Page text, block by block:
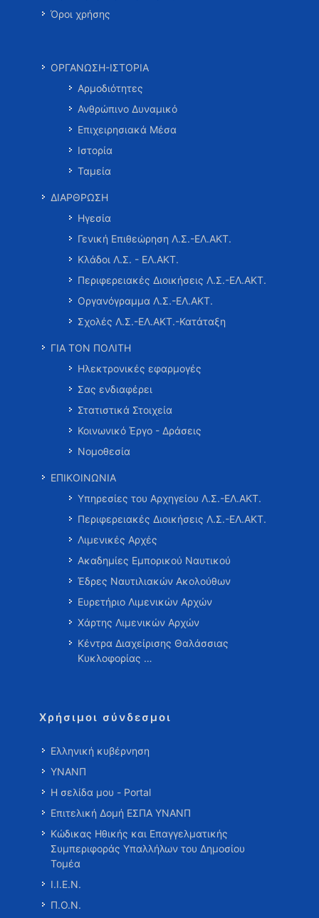
Όροι χρήσης
ΟΡΓΑΝΩΣΗ-ΙΣΤΟΡΙΑ
Αρμοδιότητες
Ανθρώπινο Δυναμικό
Επιχειρησιακά Μέσα
Ιστορία
Ταμεία
ΔΙΑΡΘΡΩΣΗ
Ηγεσία
Γενική Επιθεώρηση Λ.Σ.-ΕΛ.ΑΚΤ.
Κλάδοι Λ.Σ. - ΕΛ.ΑΚΤ.
Περιφερειακές Διοικήσεις Λ.Σ.-ΕΛ.ΑΚΤ.
Οργανόγραμμα Λ.Σ.-ΕΛ.ΑΚΤ.
Σχολές Λ.Σ.-ΕΛ.ΑΚΤ.-Κατάταξη
ΓΙΑ ΤΟΝ ΠΟΛΙΤΗ
Ηλεκτρονικές εφαρμογές
Σας ενδιαφέρει
Στατιστικά Στοιχεία
Κοινωνικό Έργο - Δράσεις
Νομοθεσία
ΕΠΙΚΟΙΝΩΝΙΑ
Υπηρεσίες του Αρχηγείου Λ.Σ.-ΕΛ.ΑΚΤ.
Περιφερειακές Διοικήσεις Λ.Σ.-ΕΛ.ΑΚΤ.
Λιμενικές Αρχές
Ακαδημίες Εμπορικού Ναυτικού
Έδρες Ναυτιλιακών Ακολούθων
Ευρετήριο Λιμενικών Αρχών
Χάρτης Λιμενικών Αρχών
Κέντρα Διαχείρισης Θαλάσσιας
Κυκλοφορίας …
Χρήσιμοι σύνδεσμοι
Ελληνική κυβέρνηση
ΥΝΑΝΠ
Η σελίδα μου - Portal
Επιτελική Δομή ΕΣΠΑ ΥΝΑΝΠ
Κώδικας Ηθικής και Επαγγελματικής
Συμπεριφοράς Υπαλλήλων του Δημοσίου
Τομέα
Ι.Ι.Ε.Ν.
Π.Ο.Ν.